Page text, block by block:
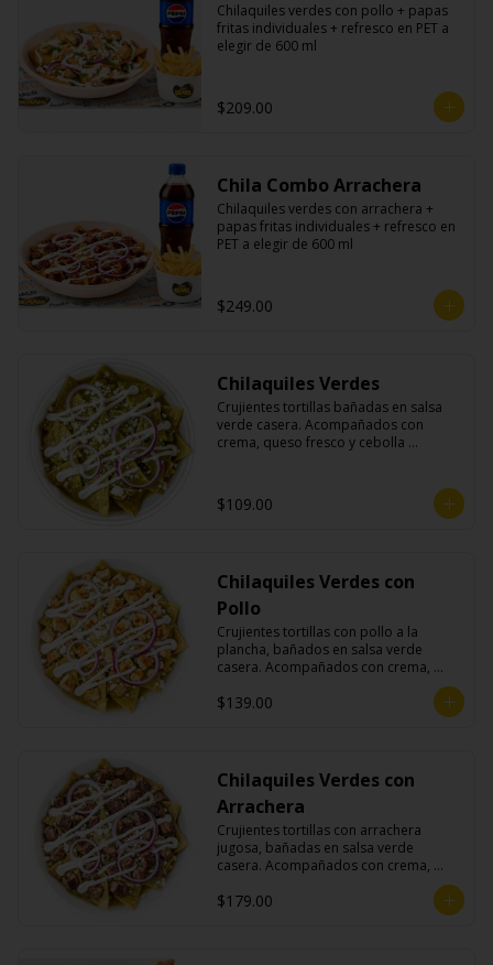
Chilaquiles verdes con pollo + papas
fritas individuales + refresco en PET a
elegir de 600 ml
$209.00
Chila Combo Arrachera
Chilaquiles verdes con arrachera +
papas fritas individuales + refresco en
PET a elegir de 600 ml
$249.00
Chilaquiles Verdes
Crujientes tortillas bañadas en salsa
verde casera. Acompañados con
crema, queso fresco y cebolla
$109.00
Chilaquiles Verdes con
Pollo
Crujientes tortillas con pollo a la
plancha, bañados en salsa verde
casera. Acompañados con crema,
$139.00
Chilaquiles Verdes con
Arrachera
Crujientes tortillas con arrachera
jugosa, bañadas en salsa verde
casera. Acompañados con crema,
$179.00